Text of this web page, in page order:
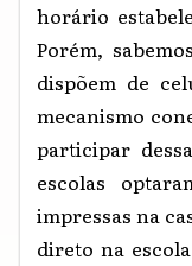
horário
Porém,
dispõem de
mecanismo
participar
escolas
impressas na
direto na